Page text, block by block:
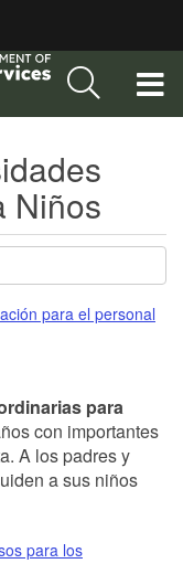
Niños
para el personal
para
con importantes
A los padres y
a sus niños
para los